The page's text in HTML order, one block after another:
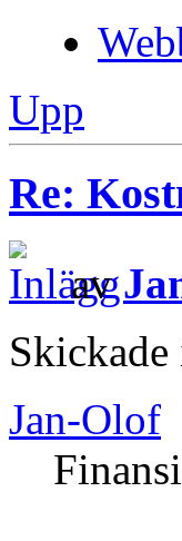
Upp
Re:
av
Jan-Olof